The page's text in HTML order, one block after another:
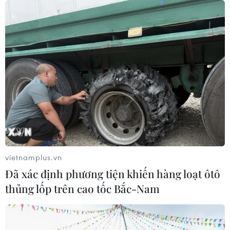
07/08/2026 12:35
Thuế polysilicon: Doanh nghiệp Hàn
Quốc tại Mỹ có lợi thế
07/08/2026 12:17
Tầm nhìn bán dẫn của Malaysia: Đi
từ thế mạnh sẵn có lên nấc thang giá
trị cao
07/08/2026 11:51
đầu tư sang tổ chức chuỗi giá trị
vietnamplus.vn
Đã xác định phương tiện khiến hàng loạt ôtô
thủng lốp trên cao tốc Bắc-Nam